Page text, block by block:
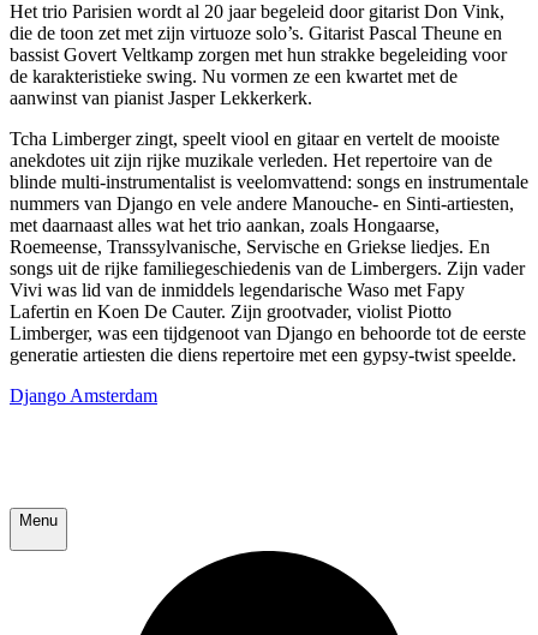
Het trio Parisien wordt al 20 jaar begeleid door gitarist Don Vink,
die de toon zet met zijn virtuoze solo’s. Gitarist Pascal Theune en
bassist Govert Veltkamp zorgen met hun strakke begeleiding voor
de karakteristieke swing. Nu vormen ze een kwartet met de
aanwinst van pianist Jasper Lekkerkerk.
Tcha Limberger zingt, speelt viool en gitaar en vertelt de mooiste
anekdotes uit zijn rijke muzikale verleden. Het repertoire van de
blinde multi-instrumentalist is veelomvattend: songs en instrumentale
nummers van Django en vele andere Manouche- en Sinti-artiesten,
met daarnaast alles wat het trio aankan, zoals Hongaarse,
Roemeense, Transsylvanische, Servische en Griekse liedjes. En
songs uit de rijke familiegeschiedenis van de Limbergers. Zijn vader
Vivi was lid van de inmiddels legendarische Waso met Fapy
Lafertin en Koen De Cauter. Zijn grootvader, violist Piotto
Limberger, was een tijdgenoot van Django en behoorde tot de eerste
generatie artiesten die diens repertoire met een gypsy-twist speelde.
Django Amsterdam
Menu